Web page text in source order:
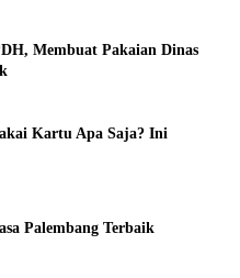
Membuat Pakaian Dinas
Kartu Apa Saja? Ini
Palembang Terbaik